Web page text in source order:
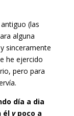
(las
alguna
sinceramente
he ejercido
pero para
día a dia
élypoco a